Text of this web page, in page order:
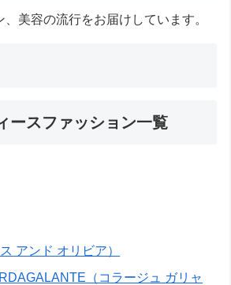
美容の流行をお届けしています。
ースファッション一覧
アンド オリビア）
（コラージュ ガリャ